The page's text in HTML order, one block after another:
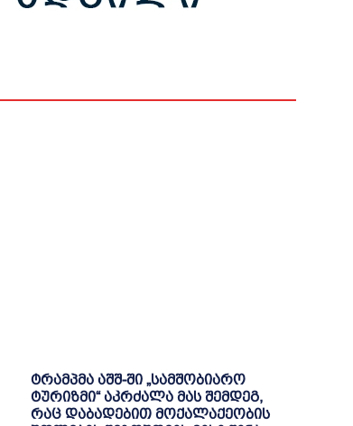
ტრამპმა აშშ-ში „სამშობიარო
ტურიზმი“ აკრძალა მას შემდეგ,
რაც დაბადებით მოქალაქეობის